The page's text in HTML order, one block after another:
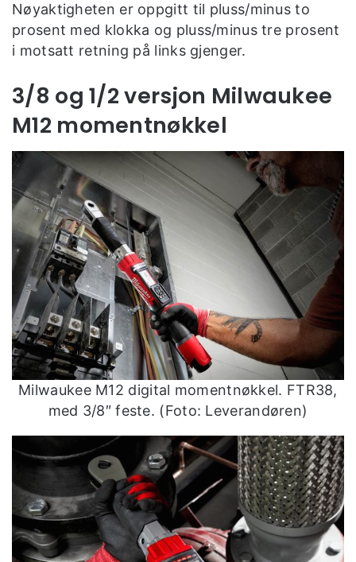
Nøyaktigheten er oppgitt til pluss/minus to
prosent med klokka og pluss/minus tre prosent
i motsatt retning på links gjenger.
3/8 og 1/2 versjon Milwaukee
M12 momentnøkkel
Milwaukee M12 digital momentnøkkel. FTR38,
med 3/8″ feste. (Foto: Leverandøren)